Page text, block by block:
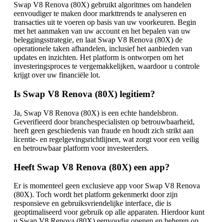
Swap V8 Renova (80X) gebruikt algoritmes om handelen
eenvoudiger te maken door markttrends te analyseren en
transacties uit te voeren op basis van uw voorkeuren. Begin
met het aanmaken van uw account en het bepalen van uw
beleggingsstrategie, en laat Swap V8 Renova (80X) de
operationele taken afhandelen, inclusief het aanbieden van
updates en inzichten. Het platform is ontworpen om het
investeringsproces te vergemakkelijken, waardoor u controle
krijgt over uw financiële lot.
Is Swap V8 Renova (80X) legitiem?
Ja, Swap V8 Renova (80X) is een echte handelsbron.
Geverifieerd door branchespecialisten op betrouwbaarheid,
heeft geen geschiedenis van fraude en houdt zich strikt aan
licentie- en regelgevingsrichtlijnen, wat zorgt voor een veilig
en betrouwbaar platform voor investeerders.
Heeft Swap V8 Renova (80X) een app?
Er is momenteel geen exclusieve app voor Swap V8 Renova
(80X). Toch wordt het platform gekenmerkt door zijn
responsieve en gebruiksvriendelijke interface, die is
geoptimaliseerd voor gebruik op alle apparaten. Hierdoor kunt